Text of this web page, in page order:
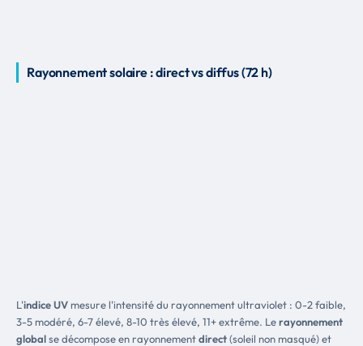
Rayonnement solaire : direct vs diffus (72 h)
L'indice UV mesure l'intensité du rayonnement ultraviolet : 0-2 faible,
3-5 modéré, 6-7 élevé, 8-10 très élevé, 11+ extrême. Lerayonnement
globalse décompose en rayonnementdirect(soleil non masqué) et